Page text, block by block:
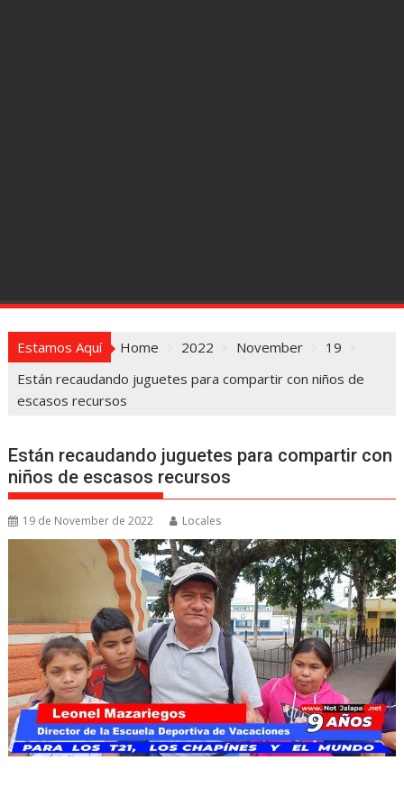
Estamos Aquí Home 2022 November
19
Están recaudando juguetes para compartir con niños de
escasos recursos
Están recaudando juguetes para compartir con
niños de escasos recursos
19 de November de 2022 Locales